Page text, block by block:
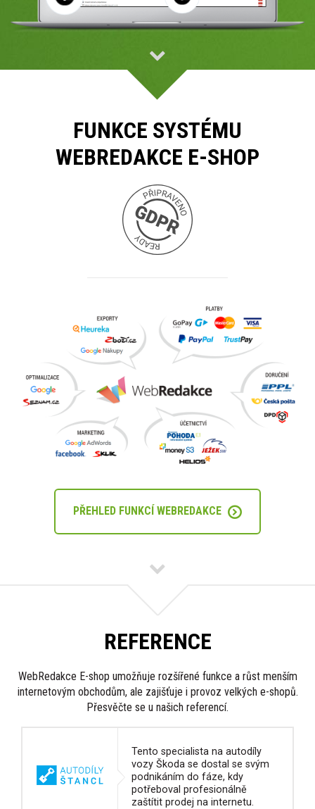
FUNKCE SYSTÉMU
WEBREDAKCE E-SHOP
PŘEHLED FUNKCÍ WEBREDAKCE
REFERENCE
WebRedakce E-shop umožňuje rozšířené funkce a růst menším
internetovým obchodům, ale zajišťuje i provoz velkých e-shopů.
Přesvěčte se u našich referencí.
Tento specialista na autodíly
vozy Škoda se dostal se svým
podnikáním do fáze, kdy
potřeboval profesionálně
zaštítit prodej na internetu.